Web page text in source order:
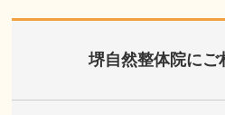
堺自然整体院にご